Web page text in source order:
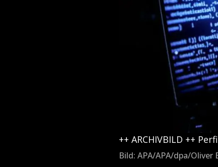
++ ARCHIVBILD ++
Bild: APA/APA/dpa/Oliver